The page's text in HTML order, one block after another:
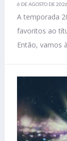
6 DE AGOSTO DE 2026
A temporada
favoritos ao
Então, vamos